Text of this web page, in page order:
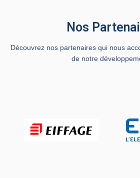
Nos
Découvrez nos partenaires qui nous
de notre